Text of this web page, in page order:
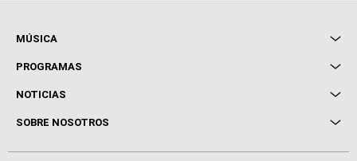
MÚSICA
Local de Ensayo Europa FM
Conciertos
PROGRAMAS
Cuerpos especiales
Locutores Europa FM
NOTICIAS
Cine y Televisión
Virales
SOBRE NOSOTROS